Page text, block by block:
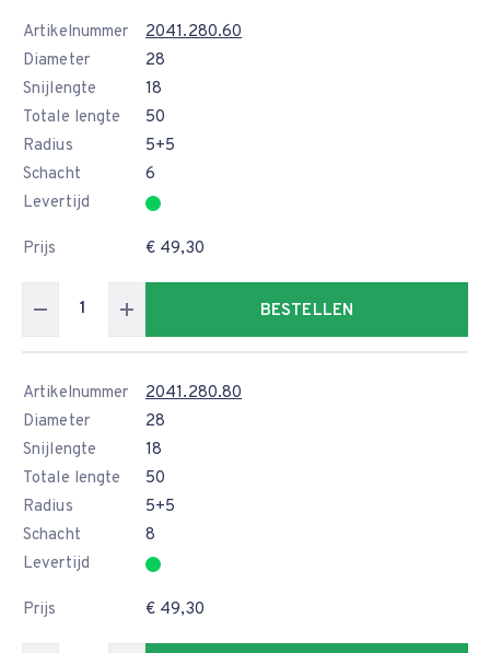
Artikelnummer
2041.280.60
Diameter
28
Snijlengte
18
Totale lengte
50
Radius
5+5
Schacht
6
Levertijd
Prijs € 49,30
BESTELLEN
Artikelnummer
2041.280.80
Diameter
28
Snijlengte
18
Totale lengte
50
Radius
5+5
Schacht
8
Levertijd
Prijs € 49,30